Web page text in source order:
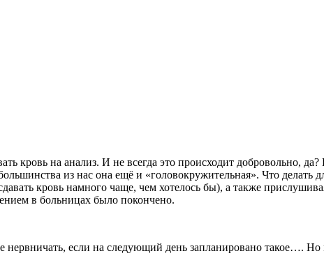
кровь на анализ. И не всегда это происходит добровольно,
из нас она ещё и «головокружительная». Что делать
кровь намного чаще, чем хотелось бы), а также
в больницах было покончено.
нервничать, если на следующий день запланировано такое….